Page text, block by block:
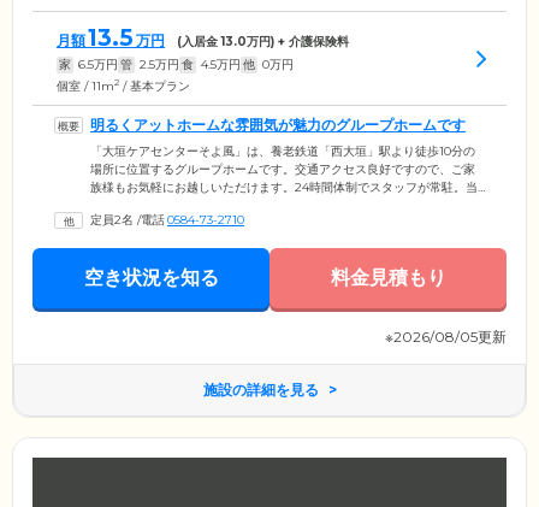
月額13.5 万円 (入居金13.0万円) + 介護保険料
家 6.5万円 管 2.5万円 食 4.5万円 他 0万円
個室 / 11m2 / 基本プラン
明るくアットホームな雰囲気が魅力のグループホームです
「大垣ケアセンターそよ風」は、養老鉄道「西大垣」駅より徒歩10分の
場所に位置するグループホームです。交通アクセス良好ですので、ご家
族様もお気軽にお越しいただけます。24時間体制でスタッフが常駐。当
がら共同生活を送っています。また「みんなのいぶきクリニック」とい
しますので、ご安心ください。ホーム内は明るく、アットホームな雰囲
気です。ご入居者様が不安や孤独を感じないように、スタッフがいつも
定員2名 /電話0584-73-2710
空き状況を知る 料金見積もり
※2026/08/05更新
施設の詳細を見る